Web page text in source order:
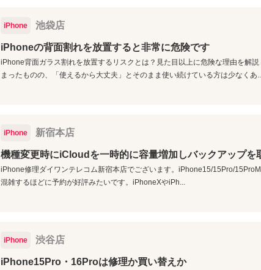
iPhone 池袋店
iPhoneの背面割れを放置すると非常に危険です
iPhone背面ガラス割れを放置するリスクとは？見た目以上に危険な理由を解
まったものの、「使えるから大丈夫」とそのまま使い続けている方は少なくあ
iPhone 新宿本店
機種変更時にiCloudを一時的に容量増加しバックアップを
iPhone修理ダイワンテレコム新宿本店でございます。iPhone15/15Pro/
混雑するほどに予約が好評みたいです。iPhoneXやiPh...
iPhone 渋谷店
iPhone15Pro・16Proは修理か買い替えか